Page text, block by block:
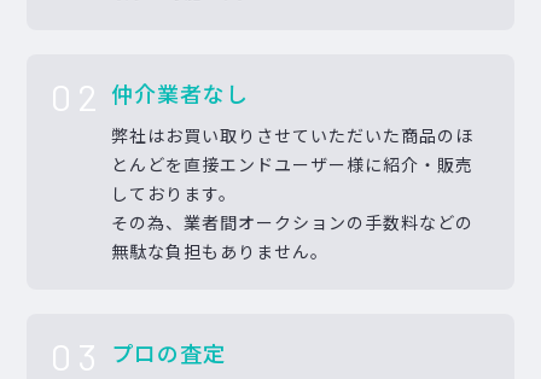
02 仲介業者なし
弊社はお買い取りさせていただいた商品のほ
とんどを直接エンドユーザー様に紹介・販売
しております。
その為、業者間オークションの手数料などの
無駄な負担もありません。
03 プロの査定